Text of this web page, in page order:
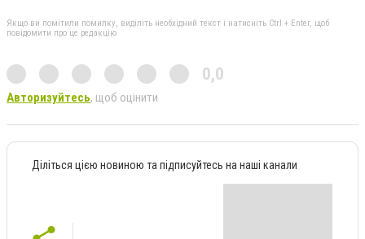
Якщо ви помітили помилку, виділіть необхідний текст і натисніть Ctrl + Enter, щоб
повідомити про це редакцію
0,0
Авторизуйтесь, щоб оцінити
Діліться цією новиною та підписуйтесь на наші канали